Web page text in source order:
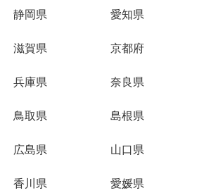
静岡県 愛知県
滋賀県 京都府
兵庫県 奈良県
鳥取県 島根県
広島県 山口県
香川県 愛媛県